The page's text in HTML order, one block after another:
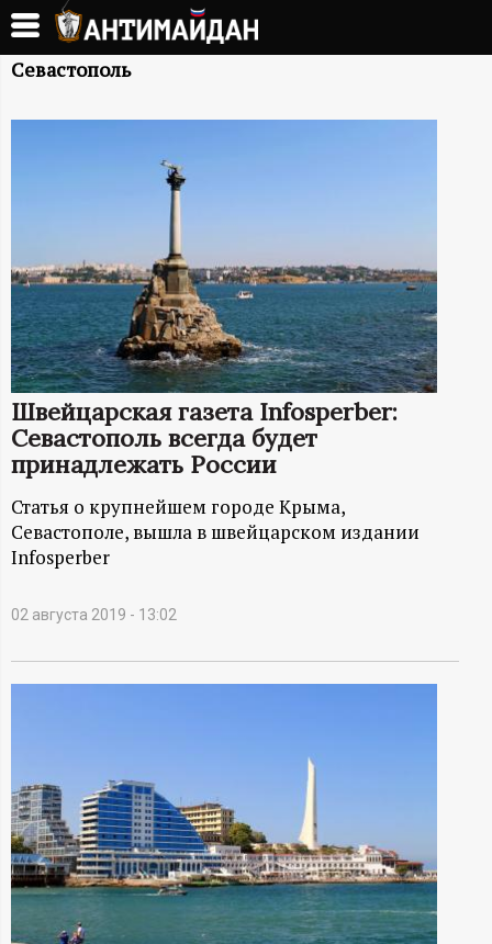
Перейти
основному
А
Н
М
А
Й
Д
А
Н
-
и
о
р
м
Севастополь
Швейцарская газета Infosperber:
Севастополь всегда будет
принадлежать России
Статья о крупнейшем городе Крыма,
Севастополе, вышла в швейцарском издании
Infosperber
02 августа 2019 - 13:02